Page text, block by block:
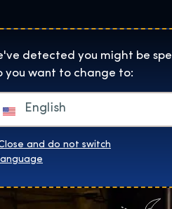
Exhibition
detected you might be
you want to change to:
English
and do not switch